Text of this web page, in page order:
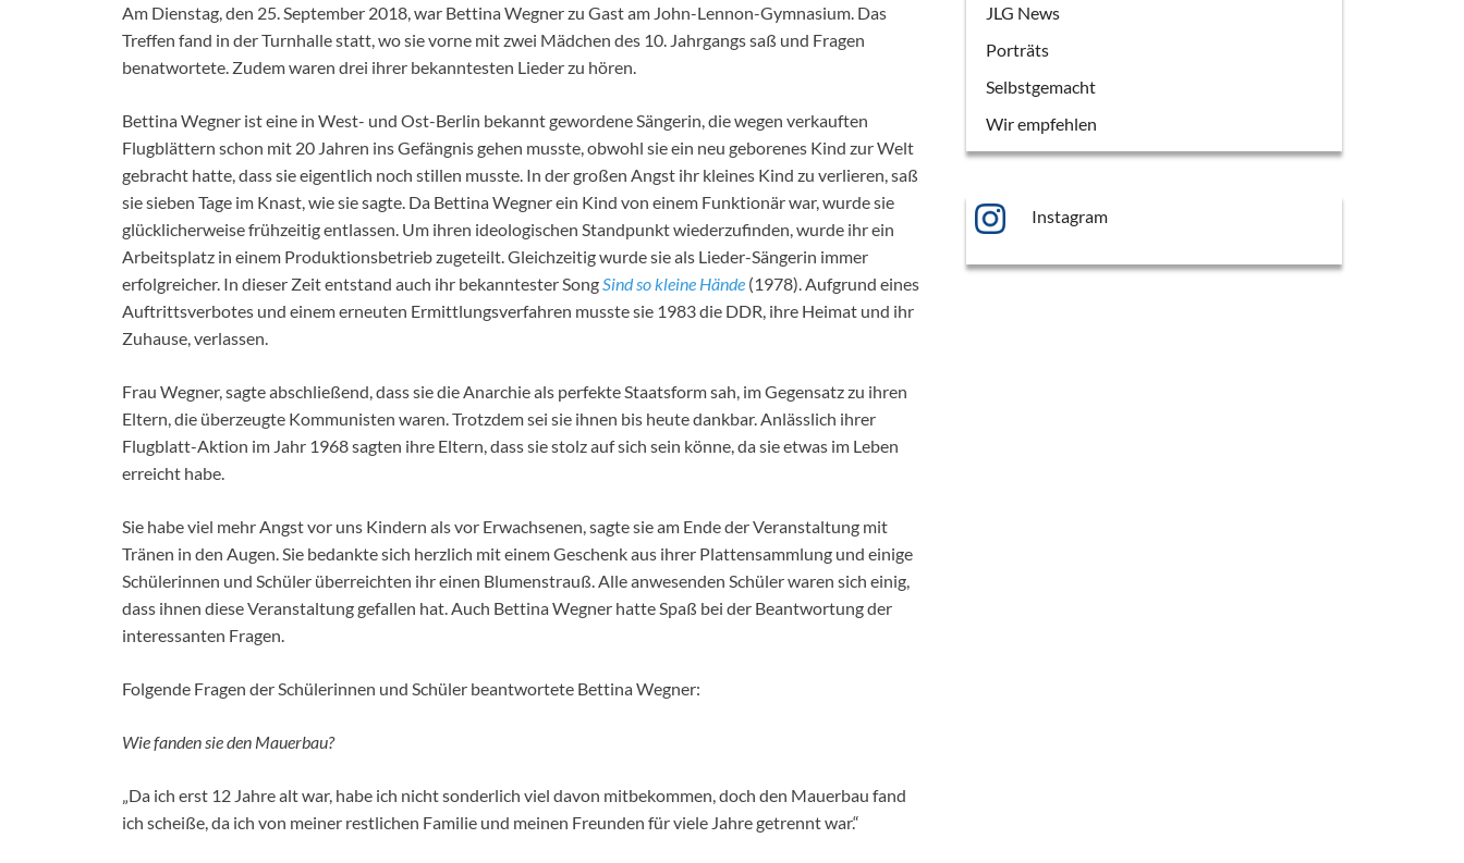
Am Dienstag, den 25. September 2018, war Bettina Wegner zu Gast am John-Lennon-Gymnasium. Das
Treffen fand in der Turnhalle statt, wo sie vorne mit zwei Mädchen des 10. Jahrgangs saß und Fragen
benatwortete. Zudem waren drei ihrer bekanntesten Lieder zu hören.
Bettina Wegner ist eine in West- und Ost-Berlin bekannt gewordene Sängerin, die wegen verkauften
Flugblättern schon mit 20 Jahren ins Gefängnis gehen musste, obwohl sie ein neu geborenes Kind zur Welt
gebracht hatte, dass sie eigentlich noch stillen musste. In der großen Angst ihr kleines Kind zu verlieren, saß
sie sieben Tage im Knast, wie sie sagte. Da Bettina Wegner ein Kind von einem Funktionär war, wurde sie
glücklicherweise frühzeitig entlassen. Um ihren ideologischen Standpunkt wiederzufinden, wurde ihr ein
Arbeitsplatz in einem Produktionsbetrieb zugeteilt. Gleichzeitig wurde sie als Lieder-Sängerin immer
erfolgreicher. In dieser Zeit entstand auch ihr bekanntester Song Sind so kleine Hände (1978). Aufgrund eines
Auftrittsverbotes und einem erneuten Ermittlungsverfahren musste sie 1983 die DDR, ihre Heimat und ihr
Zuhause, verlassen.
Frau Wegner, sagte abschließend, dass sie die Anarchie als perfekte Staatsform sah, im Gegensatz zu ihren
Eltern, die überzeugte Kommunisten waren. Trotzdem sei sie ihnen bis heute dankbar. Anlässlich ihrer
Flugblatt-Aktion im Jahr 1968 sagten ihre Eltern, dass sie stolz auf sich sein könne, da sie etwas im Leben
erreicht habe.
Sie habe viel mehr Angst vor uns Kindern als vor Erwachsenen, sagte sie am Ende der Veranstaltung mit
Tränen in den Augen. Sie bedankte sich herzlich mit einem Geschenk aus ihrer Plattensammlung und einige
Schülerinnen und Schüler überreichten ihr einen Blumenstrauß. Alle anwesenden Schüler waren sich einig,
dass ihnen diese Veranstaltung gefallen hat. Auch Bettina Wegner hatte Spaß bei der Beantwortung der
interessanten Fragen.
Folgende Fragen der Schülerinnen und Schüler beantwortete Bettina Wegner:
Wie fanden sie den Mauerbau?
„Da ich erst 12 Jahre alt war, habe ich nicht sonderlich viel davon mitbekommen, doch den Mauerbau fand
ich scheiße, da ich von meiner restlichen Familie und meinen Freunden für viele Jahre getrennt war.“
JLG News
Porträts
Selbstgemacht
Wir empfehlen
Instagram